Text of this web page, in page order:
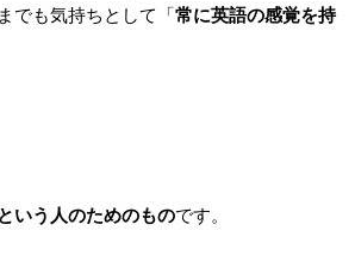
でも気持ちとして「常に英語の感覚を持
いう人のためのものです。